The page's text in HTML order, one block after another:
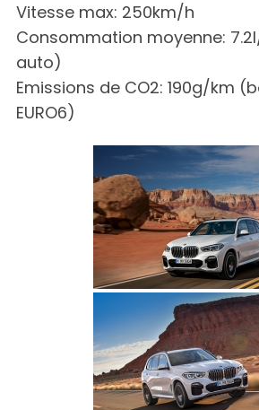
Vitesse max: 250km/h
Consommation moyenne:
auto)
Emissions de CO2: 190g/km
EURO6)